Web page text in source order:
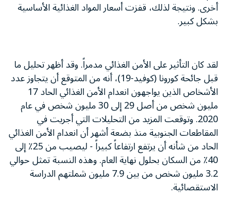
أخرى. ونتيجة لذلك، قفزت أسعار المواد الغذائية الأساسية
بشكل كبير.
لقد كان التأثير على الأمن الغذائي مدمراً. وقد أظهر تحليل ما
قبل جائحة كورونا (كوفيد-19)، أنه من المتوقع أن يتجاوز عدد
الأشخاص الذين يواجهون انعدام الأمن الغذائي الحاد 17
مليون شخص من أصل 29 إلى 30 مليون شخص في عام
2020. وتوقعت المزيد من التحليلات التي أجريت في
المقاطعات الجنوبية منذ بضعة أشهر أن انعدام الأمن الغذائي
الحاد من شأنه أن يرتفع ارتفاعاً كبيراً - ليصيب من 25٪ إلى
40٪ من السكان بحلول نهاية العام. وهذه النسبة تمثل حوالي
3.2 مليون شخص من بين 7.9 مليون شملتهم الدراسة
الاستقصائية.